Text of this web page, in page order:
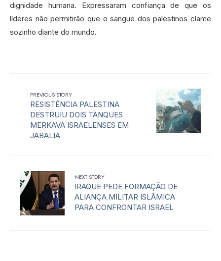
dignidade humana. Expressaram confiança de que os
líderes não permitirão que o sangue dos palestinos clame
sozinho diante do mundo.
PREVIOUS STORY
RESISTÊNCIA PALESTINA
DESTRUIU DOIS TANQUES
MERKAVA ISRAELENSES EM
JABALIA
NEXT STORY
IRAQUE PEDE FORMAÇÃO DE
ALIANÇA MILITAR ISLÂMICA
PARA CONFRONTAR ISRAEL